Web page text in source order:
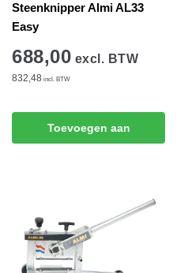
Steenknipper Almi AL33
Easy
688,00 excl. BTW
832,48 incl. BTW
Toevoegen aan